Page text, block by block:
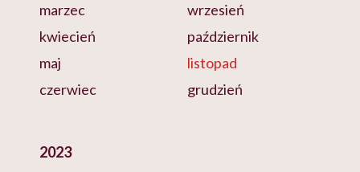
marzec
kwiecień
maj
czerwiec
wrzesień
październik
listopad
grudzień
2023